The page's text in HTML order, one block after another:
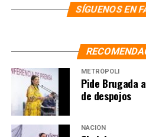
NOTAS RELACIONADAS:
43 DE
DESLINDA
SIGUIENTE
Confirma TEPJF validez de
California por 2 años
SÍGUENOS EN
METRÓPOLI
Pide Brugada
de despojos
NACIÓN